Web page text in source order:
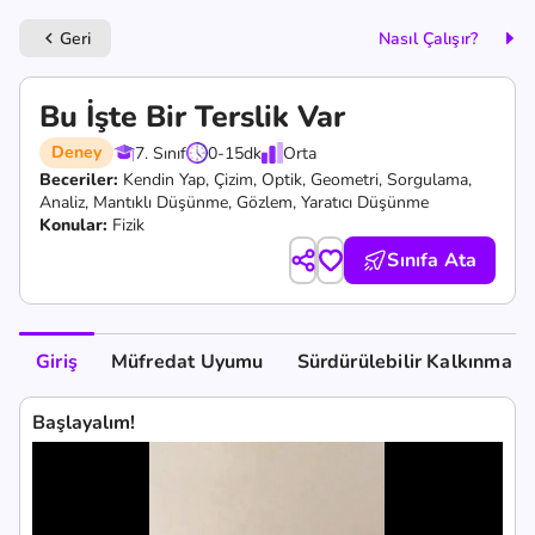
keyboard_arrow_left Geri Nasıl Çalışır?
Bu İşte Bir Terslik Var
Deney 7. Sınıf 0-15dk
Orta
Beceriler: Kendin Yap, Çizim, Optik, Geometri, Sorgulama,
Analiz, Mantıklı Düşünme, Gözlem, Yaratıcı Düşünme
Konular: Fizik
Sınıfa Ata
Giriş Müfredat Uyumu Sürdürülebilir Kalkınma
Başlayalım!